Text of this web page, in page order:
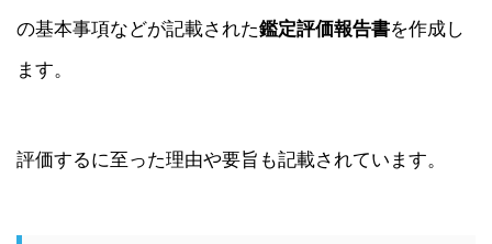
の基本事項などが記載された鑑定評価報告書を作成し
ます。
評価するに至った理由や要旨も記載されています。